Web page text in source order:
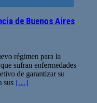
de Buenos Aires
régimen para la
sufran enfermedades
de garantizar su
sus […]